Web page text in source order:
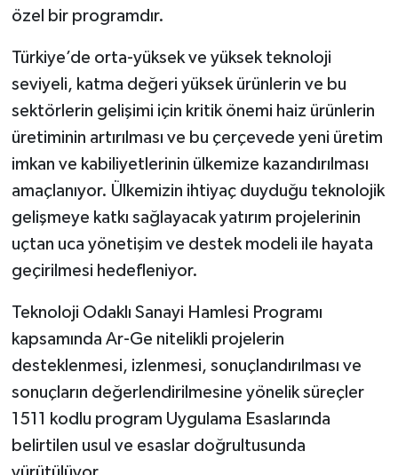
özel bir programdır.
Türkiye’de orta-yüksek ve yüksek teknoloji
seviyeli, katma değeri yüksek ürünlerin ve bu
sektörlerin gelişimi için kritik önemi haiz ürünlerin
üretiminin artırılması ve bu çerçevede yeni üretim
imkan ve kabiliyetlerinin ülkemize kazandırılması
amaçlanıyor. Ülkemizin ihtiyaç duyduğu teknolojik
gelişmeye katkı sağlayacak yatırım projelerinin
uçtan uca yönetişim ve destek modeli ile hayata
geçirilmesi hedefleniyor.
Teknoloji Odaklı Sanayi Hamlesi Programı
kapsamında Ar-Ge nitelikli projelerin
desteklenmesi, izlenmesi, sonuçlandırılması ve
sonuçların değerlendirilmesine yönelik süreçler
1511 kodlu program Uygulama Esaslarında
belirtilen usul ve esaslar doğrultusunda